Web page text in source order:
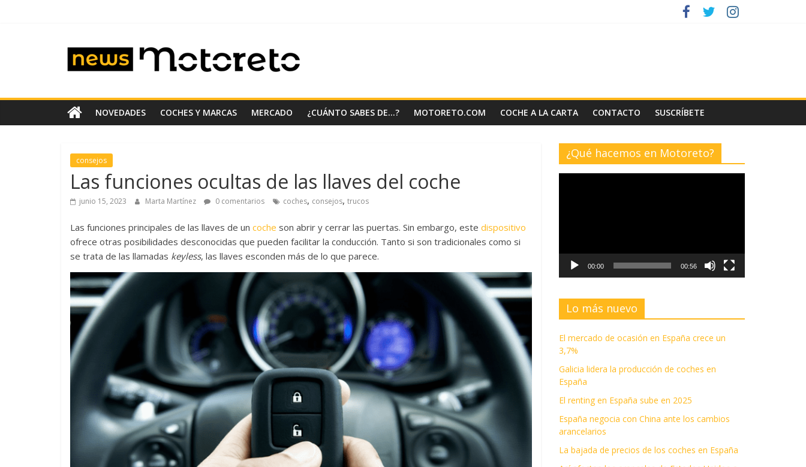
News
Motoreto
Noticias
de
de
ocasión
NOVEDADES COCHES Y MARCAS MERCADO ¿CUÁNTO SABES DE…? MOTORETO.COM COCHE A LA CARTA CONTACTO SUSCRÍBETE
consejos
Las funciones ocultas de las llaves del coche
junio 15, 2023 Marta Martínez 0 comentarios coches, consejos, trucos
Las funciones principales de las llaves de un coche son abrir y cerrar las puertas. Sin embargo, este dispositivo
ofrece otras posibilidades desconocidas que pueden facilitar la conducción. Tanto si son tradicionales como si
se trata de las llamadas keyless, las llaves esconden más de lo que parece.
¿Qué hacemos en Motoreto?
00:00 00:56
Lo más nuevo
El mercado de ocasión en España crece un
3,7%
Galicia lidera la producción de coches en
España
El renting en España sube en 2025
España negocia con China ante los cambios
arancelarios
La bajada de precios de los coches en España